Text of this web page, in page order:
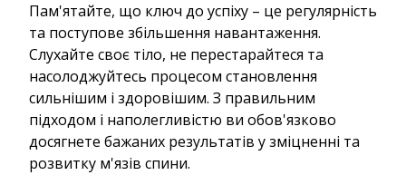
Пам'ятайте, що ключ до успіху – це регулярність
та поступове збільшення навантаження.
Слухайте своє тіло, не перестарайтеся та
насолоджуйтесь процесом становлення
сильнішим і здоровішим. З правильним
підходом і наполегливістю ви обов'язково
досягнете бажаних результатів у зміцненні та
розвитку м'язів спини.